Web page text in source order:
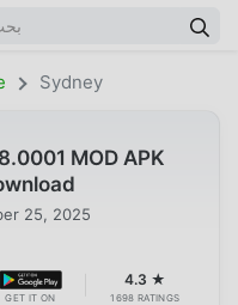
Sydney
MOD APK
25, 2025
GET IT ON
4.3 ★
1698 RATINGS